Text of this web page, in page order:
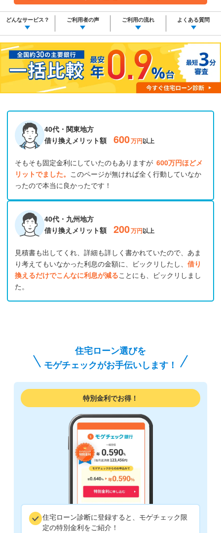
どんなサービス？ ご利用者の声 ご利用の流れ よくある質問
40代・関東地方
借り換えメリット額 600万円以上
そもそも固定金利にしていたのもありますが 600万円ほどメ
リットでました。 このページが無ければ全く行動していなか
ったので本当に良かったです！
40代・九州地方
借り換えメリット額 200万円以上
見積書も出してくれ、詳細も詳しく書かれていたので、あま
り考えてもいなかった利息の金額に、ビックリしたし、 借り
換えるだけでこんなに利息が減ることにも、ビックリしまし
た。
住宅ローン選びを
モゲチェックがお手伝いします！
特別金利でお得！
住宅ローン診断に登録すると、モゲチェック限
定の特別金利をご紹介！